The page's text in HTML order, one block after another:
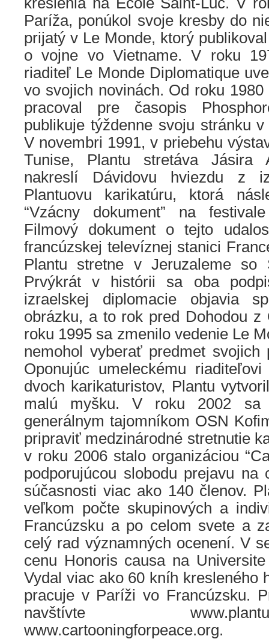
Paríža, ponúkol svoje kresby do
prijatý v Le Monde, ktorý
o vojne vo Vietname. V roku
riaditeľ Le Monde Diplomatique
vo svojich novinách. Od roku
pracoval pre časopis
publikuje týždenne svoju stránku v
V novembri 1991, v priebehu
Tunise, Plantu stretáva Jásira
nakreslí Dávidovu hviezdu z
Plantuovu karikatúru, ktorá
“Vzácny dokument” na
Filmový dokument o tejto
francúzskej televíznej stanici
Plantu stretne v Jeruzaleme so
Prvýkrát v histórii sa oba
izraelskej diplomacie objavia
obrázku, a to rok pred Dohodou
roku 1995 sa zmenilo vedenie Le
nemohol vyberať predmet svojich
Oponujúc umeleckému
dvoch karikaturistov, Plantu
malú myšku. V roku 2002
generálnym tajomníkom OSN
pripraviť medzinárodné stretnutie
v roku 2006 stalo organizáciou
podporujúcou slobodu prejavu
súčasnosti viac ako 140 členov.
veľkom počte skupinových a
Francúzsku a po celom svete a
celý rad významných ocenení. V
cenu Honoris causa na
Vydal viac ako 60 kníh kresleného
pracuje v Paríži vo Francúzsku.
navštívte